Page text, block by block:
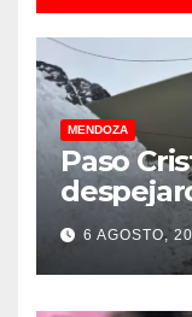
MENDOZA
Paso
Cuevas
temporal
6 AGOSTO,